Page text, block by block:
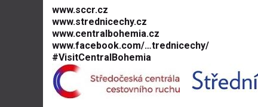
www.sccr.cz
www.strednicechy.cz
www.centralbohemia.cz
www.facebook.com/…trednicechy/
#VisitCentral­Bohemia